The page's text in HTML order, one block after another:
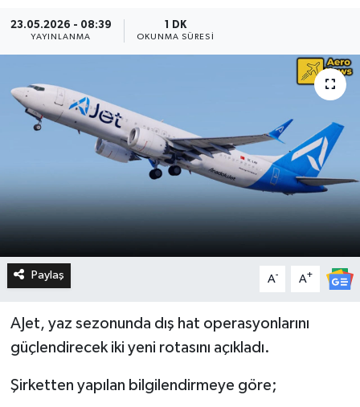
23.05.2026 - 08:39
YAYINLANMA
1 DK
OKUNMA SÜRESI
Paylaş A- A+
AJet, yaz sezonunda dış hat operasyonlarını
güçlendirecek iki yeni rotasını açıkladı.
Şirketten yapılan bilgilendirmeye göre;